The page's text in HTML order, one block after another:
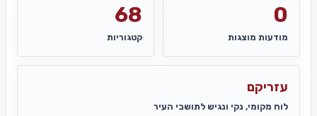
0
מודעות מוצגות
68
קטגוריות
עזריקם
לוח מקומי, נקי ונגיש לתושבי העיר